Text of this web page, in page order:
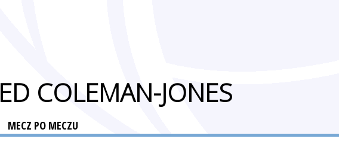
COLEMAN-JONES
MECZ PO MECZU